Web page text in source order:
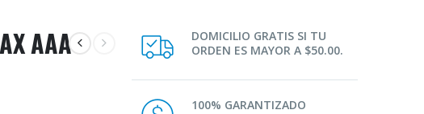
AAA
DOMICILIO GRATIS SI TU
ORDEN ES MAYOR A $50.00.
100% GARANTIZADO